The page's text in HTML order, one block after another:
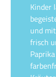
Kinder
und
frisch